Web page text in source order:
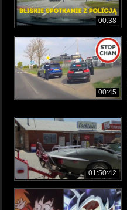
00:38
00:45
01:50:42